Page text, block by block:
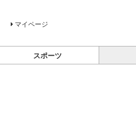
マイページ
スポーツ